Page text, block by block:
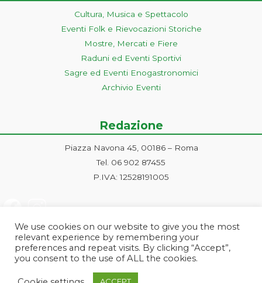
Cultura, Musica e Spettacolo
Eventi Folk e Rievocazioni Storiche
Mostre, Mercati e Fiere
Raduni ed Eventi Sportivi
Sagre ed Eventi Enogastronomici
Archivio Eventi
Redazione
Piazza Navona 45, 00186 – Roma
Tel. 06 902 87455
P.IVA: 12528191005
We use cookies on our website to give you the most
relevant experience by remembering your
preferences and repeat visits. By clicking “Accept”,
you consent to the use of ALL the cookies.